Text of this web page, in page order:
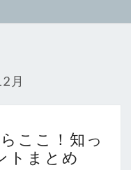
月
ここ！知っ
トまとめ